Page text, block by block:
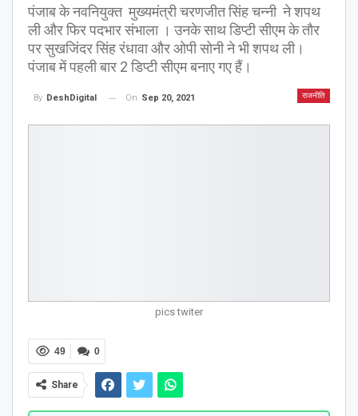
पंजाब के नवनियुक्त मुख्यमंत्री चरणजीत सिंह चन्नी ने शपथ
ली और फिर पदभार संभाला । उनके साथ डिप्टी सीएम के तौर
पर सुखजिंदर सिंह रंधावा और ओपी सोनी ने भी शपथ ली।
पंजाब में पहली बार 2 डिप्टी सीएम बनाए गए हैं।
राजनीति
By DeshDigital On Sep 20, 2021
pics twiter
0
49
Share